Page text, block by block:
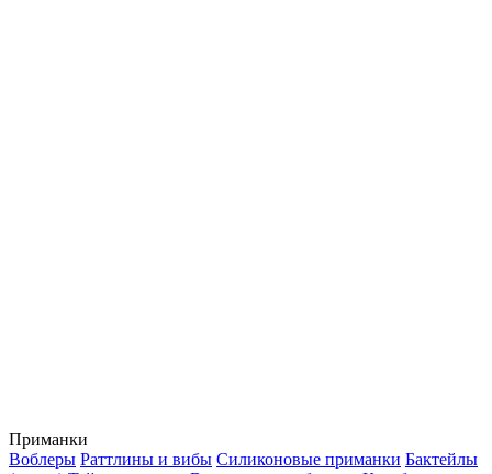
Приманки
Воблеры Раттлины и вибы Силиконовые приманки Бактейлы